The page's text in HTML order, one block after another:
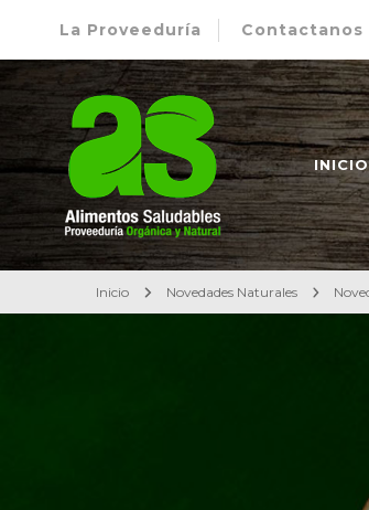
La Proveeduría Contactanos
Alimentos Saludables – Dietética
Proveeduría Orgánica y Natural INICIO
Inicio Novedades Naturales